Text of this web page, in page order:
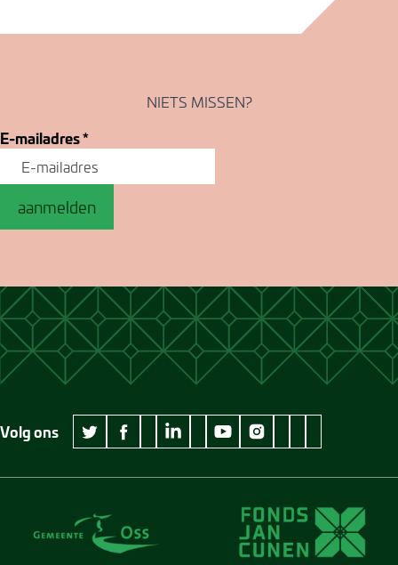
NIETS MISSEN?
E-mailadres*
aanmelden
Volg ons
twitter Museum Jan Cunen
facebook Museum Jan Cunen
wikipedia Museum Jan Cunen
linkedin Museum Jan Cunen
googleplus Museum Jan Cunen
youtube Museum Jan Cunen
instagram Museum